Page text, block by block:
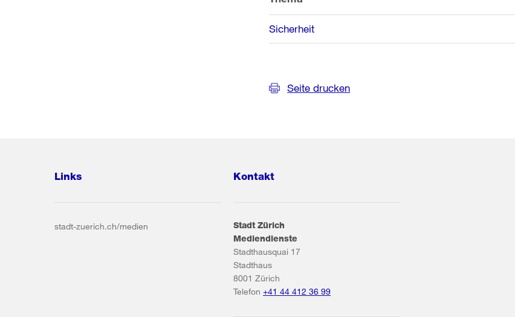
Sicherheit
Seite drucken
Links
stadt-zuerich.ch/medien
Kontakt
Stadt Zürich
Mediendienste
Stadthausquai 17
Stadthaus
8001 Zürich
Telefon +41 44 412 36 99